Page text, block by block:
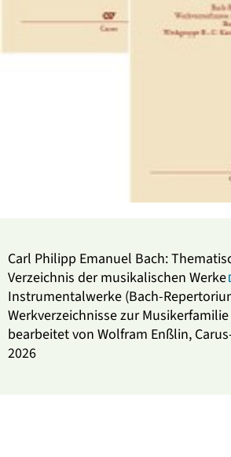
Carl Philipp Emanuel Bach:
Verzeichnis der musikalischen Werke
Instrumentalwerke (Bach-
Werkverzeichnisse zur
bearbeitet von Wolfram Enßlin,
2026